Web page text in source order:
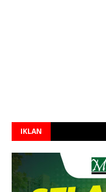
IKLAN